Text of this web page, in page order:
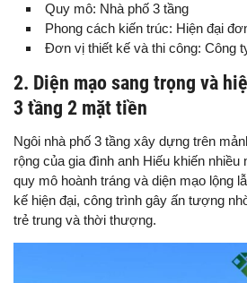
Quy mô: Nhà phố 3 tầng
Phong cách kiến trúc: Hiện đại
Đơn vị thiết kế và thi công: Công
2. Diện mạo sang trọng và
3 tầng 2 mặt tiền
Ngôi nhà phố 3 tầng xây dựng trên
rộng của gia đình anh Hiếu khiến
quy mô hoành tráng và diện mạo lộng
kế hiện đại, công trình gây ấn tượng
trẻ trung và thời thượng.